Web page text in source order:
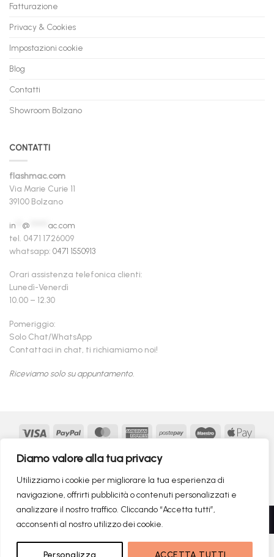
Diamo valore alla tua privacy
Utilizziamo i cookie per migliorare la tua esperienza di
navigazione, offrirti pubblicità o contenuti personalizzati e
analizzare il nostro traffico. Cliccando “Accetta tutti”,
acconsenti al nostro utilizzo dei cookie.
Personalizza ACCETTA TUTTI
Fatturazione
Privacy & Cookies
Impostazioni cookie
Blog
Contatti
Showroom Bolzano
CONTATTI
flashmac.com
Via Marie Curie 11
39100 Bolzano
in @
ac.com
tel. 0471 1726009
whatsapp: 0471 1550913
Orari assistenza telefonica clienti:
Lunedì-Venerdì
10.00 – 12.30
Pomeriggio:
Solo Chat/WhatsApp
Contattaci in chat, ti richiamiamo noi!
Riceviamo solo su appuntamento.
Visa PayPal MasterCardAmericanPostepay Maestro
Google
MasterCardKlarna
Copyright 2026 © flashmac® - MONOFASE SRL - P.IVA:
02982260214 | produced by
monofase
NON DISPONIBILE
Recedere dal contratto qui